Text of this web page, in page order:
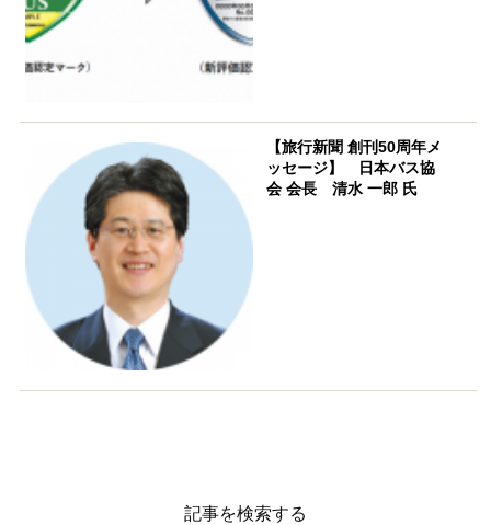
【旅行新聞 創刊50周年メ
ッセージ】 日本バス協
会 会長 清水 一郎 氏
記事を検索する